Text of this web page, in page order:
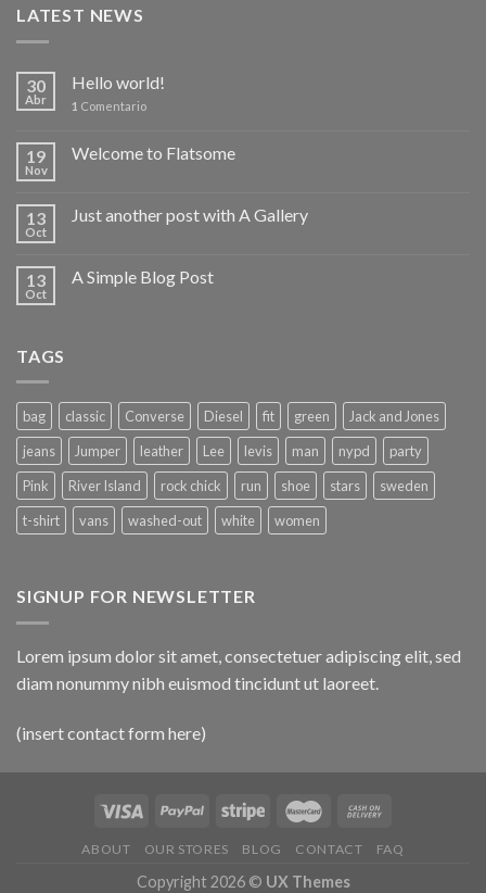
LATEST NEWS
30
Abr
Hello world!
1 Comentario
19
Nov
Welcome to Flatsome
13
Oct
Just another post with A Gallery
13
Oct
A Simple Blog Post
TAGS
bag classic Converse Diesel fit green
Jack and Jones
jeans
Jumper leather Lee levis man nypd
party
Pink
River Island rock chick run shoe stars
sweden
t-shirt
vans washed-out white women
SIGNUP FOR NEWSLETTER
Lorem ipsum dolor sit amet, consectetuer adipiscing elit, sed
diam nonummy nibh euismod tincidunt ut laoreet.
(insert contact form here)
ABOUT OUR STORES BLOG CONTACT FAQ
Copyright 2026 © UX Themes